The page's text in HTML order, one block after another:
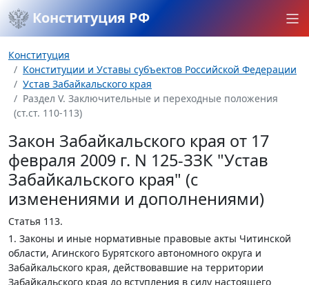
Конституция РФ
Конституция
Конституции и Уставы субъектов Российской Федерации
Устав Забайкальского края
Раздел V. Заключительные и переходные положения
(ст.ст. 110-113)
Закон Забайкальского края от 17
февраля 2009 г. N 125-ЗЗК "Устав
Забайкальского края" (с
изменениями и дополнениями)
Статья 113.
1. Законы и иные нормативные правовые акты Читинской
области, Агинского Бурятского автономного округа и
Забайкальского края, действовавшие на территории
Забайкальского края до вступления в силу настоящего